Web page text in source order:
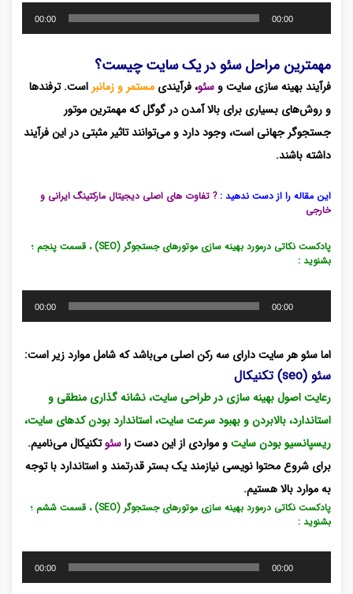
پخش‌کننده
صوت
00:00
00:00
مهمترین مراحل سئو در یک سایت چیست؟
فرآیند بهینه سازی سایت و سئو، فرآیندی مستمر و زمانبر است. ترفندها
و روش‌های بسیاری برای بالا آمدن در گوگل که مهمترین موتور
جستجوگر جهانی است، وجود دارد و می‌توانند تاثیر مثبتی در این فرآیند
داشته باشند.
این مقاله را از دست ندهید :? تفاوت های اصلی دیجیتال مارکتینگ ایرانی و
خارجی
پادکست نکاتی درمورد بهینه سازی موتورهای جستجوگر (SEO) ، قسمت پنجم ؛
بشنوید :
پخش‌کننده
صوت
00:00
00:00
اما سئو هر سایت دارای سه رکن اصلی می‌باشد که شامل موارد زیر است:
سئو (seo) تکنیکال
رعایت اصول بهینه سازی در طراحی سایت، نشانه گذاری منطقی و
استاندارد، بالابردن و بهبود سرعت سایت، استاندارد بودن کدهای سایت،
ریسپانسیو بودن سایتو مواردی از این دست راسئوتکنیکال می‌نامیم.
برای شروع محتوا نویسی نیازمند یک بستر قدرتمند و استاندارد با توجه
به موارد بالا هستیم.
پادکست نکاتی درمورد بهینه سازی موتورهای جستجوگر (SEO) ، قسمت ششم ؛
بشنوید :
پخش‌کننده
صوت
00:00
00:00